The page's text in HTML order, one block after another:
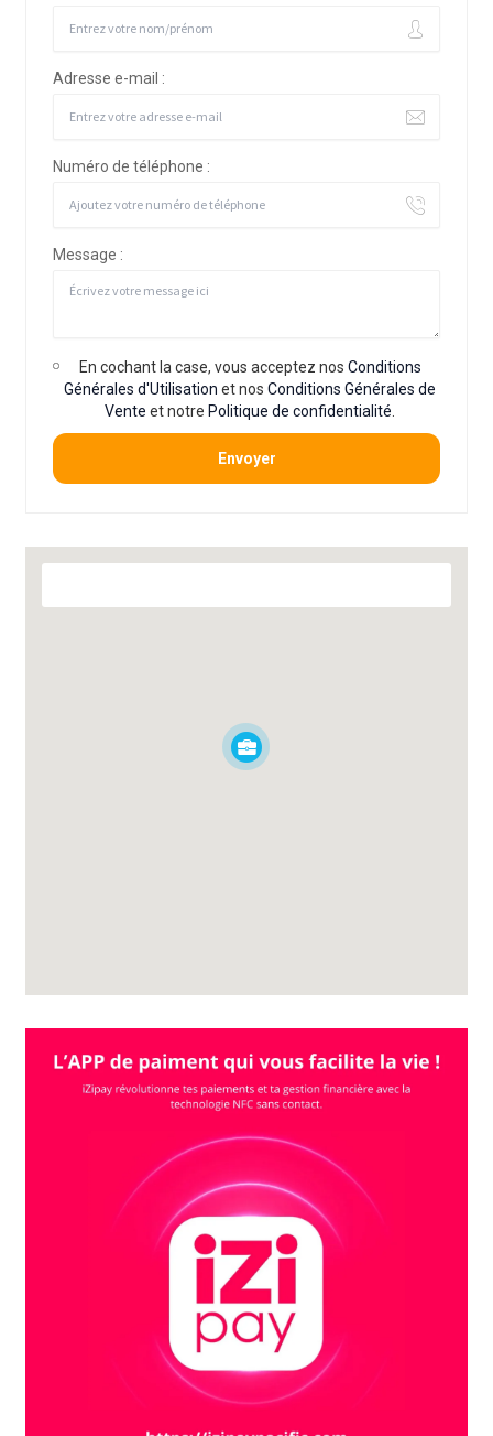
Adresse e-mail :
Numéro de téléphone :
Message :
En cochant la case, vous acceptez nos Conditions
Générales d'Utilisation et nosConditions Générales de
Vente et notre Politique de confidentialité